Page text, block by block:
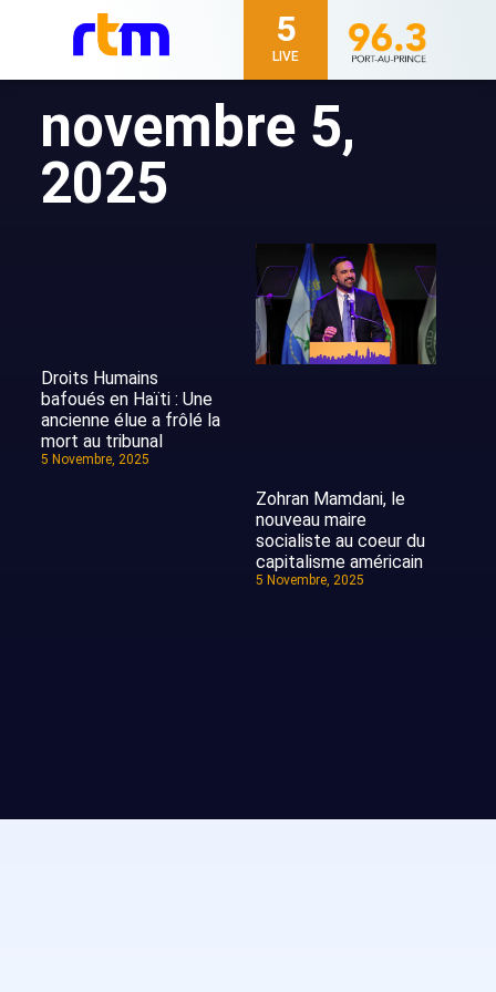
5
LIVE
novembre 5,
2025
Droits Humains
bafoués en Haïti : Une
ancienne élue a frôlé la
mort au tribunal
5 Novembre, 2025
Zohran Mamdani, le
nouveau maire
socialiste au coeur du
capitalisme américain
5 Novembre, 2025